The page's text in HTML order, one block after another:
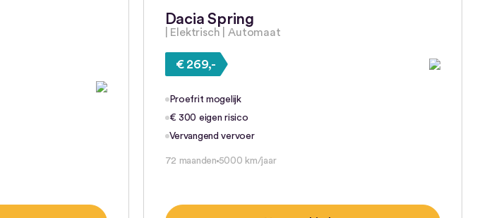
Dacia Spring
| Elektrisch | Automaat
€ 269,-
Proefrit mogelijk
€ 300 eigen risico
Vervangend vervoer
72 maanden 5000 km/jaar